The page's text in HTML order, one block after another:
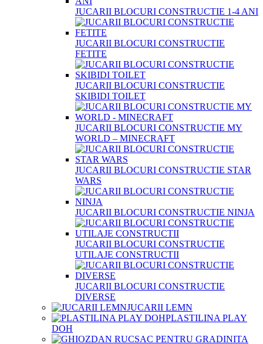
JUCARII BLOCURI CONSTRUCTIE 1-4 ANI
JUCARII BLOCURI CONSTRUCTIE
FETITE
JUCARII BLOCURI CONSTRUCTIE
SKIBIDI TOILET
JUCARII BLOCURI CONSTRUCTIE MY
WORLD – MINECRAFT
JUCARII BLOCURI CONSTRUCTIE STAR
WARS
JUCARII BLOCURI CONSTRUCTIE NINJA
JUCARII BLOCURI CONSTRUCTIE
UTILAJE CONSTRUCTII
JUCARII BLOCURI CONSTRUCTIE
DIVERSE
JUCARII LEMN
PLASTILINA PLAY
DOH